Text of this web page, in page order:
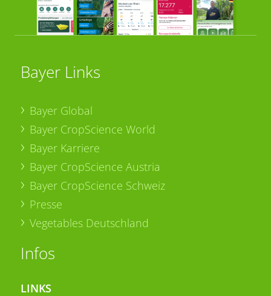
Bayer Links
Bayer Global
Bayer CropScience World
Bayer Karriere
Bayer CropScience Austria
Bayer CropScience Schweiz
Presse
Vegetables Deutschland
Infos
LINKS